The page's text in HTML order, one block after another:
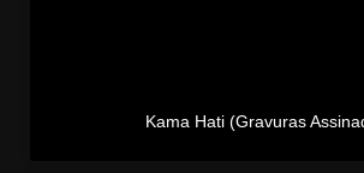
Kama Hati (Gravuras